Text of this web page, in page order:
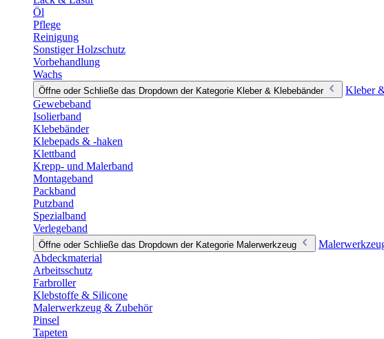
Öl
Pflege
Reinigung
Sonstiger Holzschutz
Vorbehandlung
Wachs
Öffne oder Schließe das Dropdown der Kategorie Kleber & Klebebänder Kleber
Gewebeband
Isolierband
Klebebänder
Klebepads & -haken
Klettband
Krepp- und Malerband
Montageband
Packband
Putzband
Spezialband
Verlegeband
Öffne oder Schließe das Dropdown der Kategorie Malerwerkzeug
Abdeckmaterial
Arbeitsschutz
Farbroller
Klebstoffe & Silicone
Malerwerkzeug & Zubehör
Pinsel
Tapeten